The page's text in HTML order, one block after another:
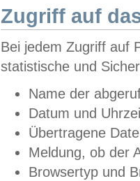
Zugriff auf
Bei jedem Zugriff auf
statistische und
Name der
Datum und
Übertragene
Meldung, ob der
Browsertyp und